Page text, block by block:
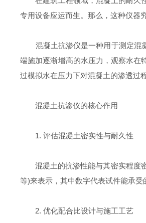
专用设备应运而生。那么，这种仪器
混凝土抗渗仪是一种用于测定混凝
端施加逐渐增高的水压力，观察水在
过模拟水在压力下对混凝土的渗透过
混凝土抗渗仪的核心作用
1. 评估混凝土密实性与耐久性
混凝土的抗渗性能与其密实程度密
等)来表示，其中数字代表试件能承受
2. 优化配合比设计与施工工艺